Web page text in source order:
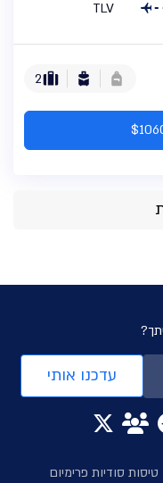
TLV
2
טיסות סודיות פרימיום
עדכנו אותי